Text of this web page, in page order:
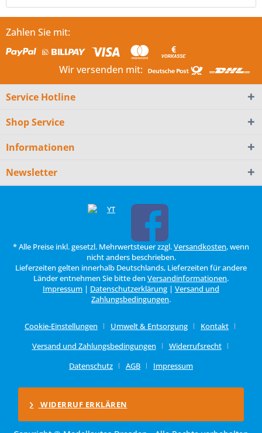
Zahlen Sie mit:
Wir versenden mit:
Service Hotline
Shop Service
Informationen
Newsletter
* Alle Preise inkl. gesetzl. Mehrwertsteuer zzgl.Versandkosten, wenn
nicht anders beschrieben.
Lieferzeiten gelten innerhalb Deutschlands, Lieferzeiten für andere
Länder entnehmen Sie bitte den Versandinformationen.
Impressum | Datenschutzerklärung | Versand und
Zahlungsbedingungen.
Cookie-Einstellungen Umwelt & Entsorgung
Kontakt
Versand und Zahlungsbedingungen
Widerrufsrecht
Datenschutz
AGB Impressum
WIDERRUF ERKLÄREN